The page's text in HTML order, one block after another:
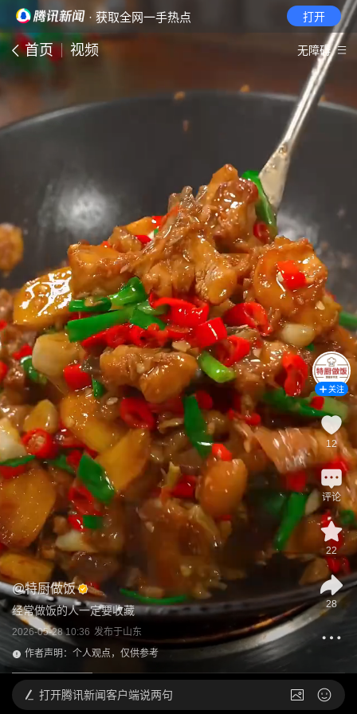
· 获取全网一手热点 打开
首页 视频 无障碍
@特厨做饭
经常做饭的人一定要收藏
2026-05-28 10:36 发布于山东
作者声明：个人观点，仅供参考
关注
12
评论
22
28
打开腾讯新闻客户端说两句